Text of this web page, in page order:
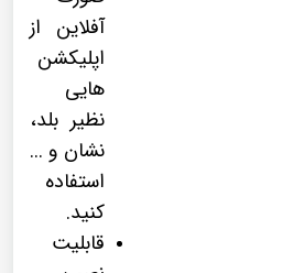
آفلاین از
اپلیکشن
هایی
نظیر بلد،
نشان و ...
استفاده
کنید.
قابلیت